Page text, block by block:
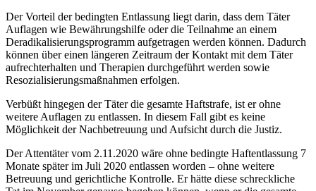
Der Vorteil der bedingten Entlassung liegt darin, dass dem Täter
Auflagen wie Bewährungshilfe oder die Teilnahme an einem
Deradikalisierungsprogramm aufgetragen werden können. Dadurch
können über einen längeren Zeitraum der Kontakt mit dem Täter
aufrechterhalten und Therapien durchgeführt werden sowie
Resozialisierungsmaßnahmen erfolgen.
Verbüßt hingegen der Täter die gesamte Haftstrafe, ist er ohne
weitere Auflagen zu entlassen. In diesem Fall gibt es keine
Möglichkeit der Nachbetreuung und Aufsicht durch die Justiz.
Der Attentäter vom 2.11.2020 wäre ohne bedingte Haftentlassung 7
Monate später im Juli 2020 entlassen worden – ohne weitere
Betreuung und gerichtliche Kontrolle. Er hätte diese schreckliche